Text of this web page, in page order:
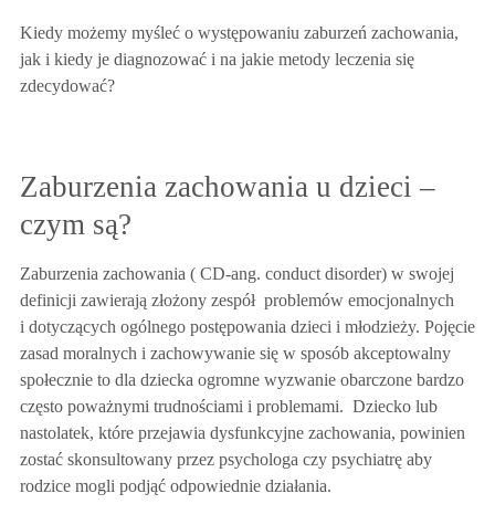
Kiedy możemy myśleć o występowaniu zaburzeń zachowania,
jak i kiedy je diagnozować i na jakie metody leczenia się
zdecydować?
Zaburzenia zachowania u dzieci –
czym są?
Zaburzenia zachowania( CD-ang. conduct disorder) w swojej
definicji zawierają złożony zespół problemów emocjonalnych
i dotyczących ogólnego postępowania dzieci i młodzieży. Pojęcie
zasad moralnych i zachowywanie się w sposób akceptowalny
społecznie to dla dziecka ogromne wyzwanie obarczone bardzo
często poważnymi trudnościami i problemami. Dziecko lub
nastolatek, które przejawia dysfunkcyjne zachowania, powinien
zostać skonsultowany przez psychologa czy psychiatrę aby
rodzice mogli podjąć odpowiednie działania.